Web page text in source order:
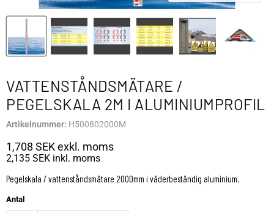
VATTENSTÅNDSMÄTARE /
PEGELSKALA 2M I ALUMINIUMPROFIL
Artikelnummer: H500802000M
1,708 SEKexkl. moms
2,135 SEK inkl. moms
Pegelskala / vattenståndsmätare 2000mm i väderbeständig aluminium.
Antal